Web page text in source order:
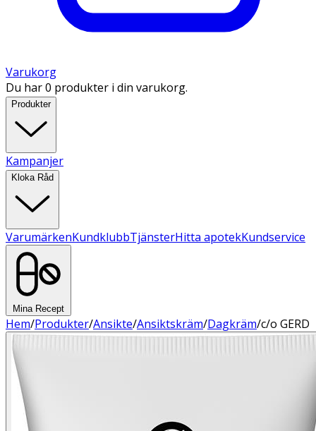
Varukorg
Du har 0 produkter i din varukorg.
Produkter
Kampanjer
Kloka Råd
VarumärkenKundklubbTjänsterHitta apotekKundservice
Mina Recept
Hem/Produkter/Ansikte/Ansiktskräm/Dagkräm/c/o GERD